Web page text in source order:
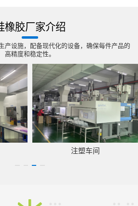
橡胶厂家介绍
产设施，配备现代化的设备，确保每件产品的
高精度和稳定性。
注塑车间